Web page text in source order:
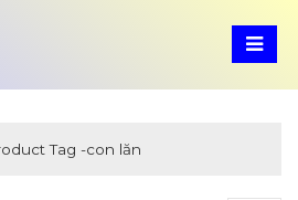
Tag -con lăn